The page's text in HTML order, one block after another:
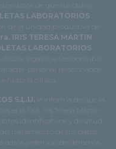
datos de que sus datos
LABORATORIOS
de la unidad productiva de
IRIS TERESA MARTIN
LABORATORIOS
legales, el Responsable
personal relacionados
historia clínica.
S.L.U.
le informa de que la
es la Dra. Iris Teresa Martín
identificativos y de salud.
tratamiento de sus datos,
y ejercicio de derechos